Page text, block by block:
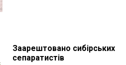
Заарештовано сибірських
сепаратистів